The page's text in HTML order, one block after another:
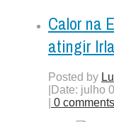
Calor na
atingir
Posted by
Date: julho
0 comments